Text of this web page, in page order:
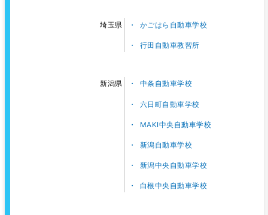
埼玉県 かごはら自動車学校
行田自動車教習所
新潟県 中条自動車学校
六日町自動車学校
MAKI中央自動車学校
新潟自動車学校
新潟中央自動車学校
白根中央自動車学校